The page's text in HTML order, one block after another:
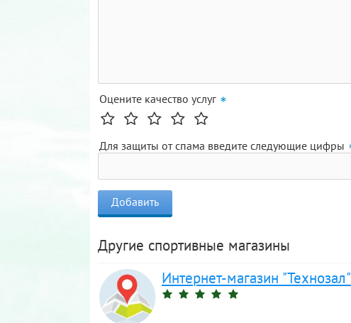
Оцените качество услуг
Для защиты от спама введите следующие цифры
Другие спортивные магазины
Интернет-магазин "Технозал"